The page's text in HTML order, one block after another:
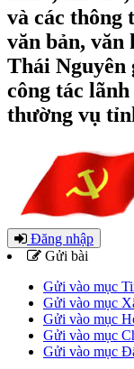
và các thông
văn bản,
Thái Nguyên
công tác
thường vụ
Đăng nhập
Gửi bài
Gửi vào mục
Gửi vào mục
Gửi vào mục
Gửi vào mục
Gửi vào mục